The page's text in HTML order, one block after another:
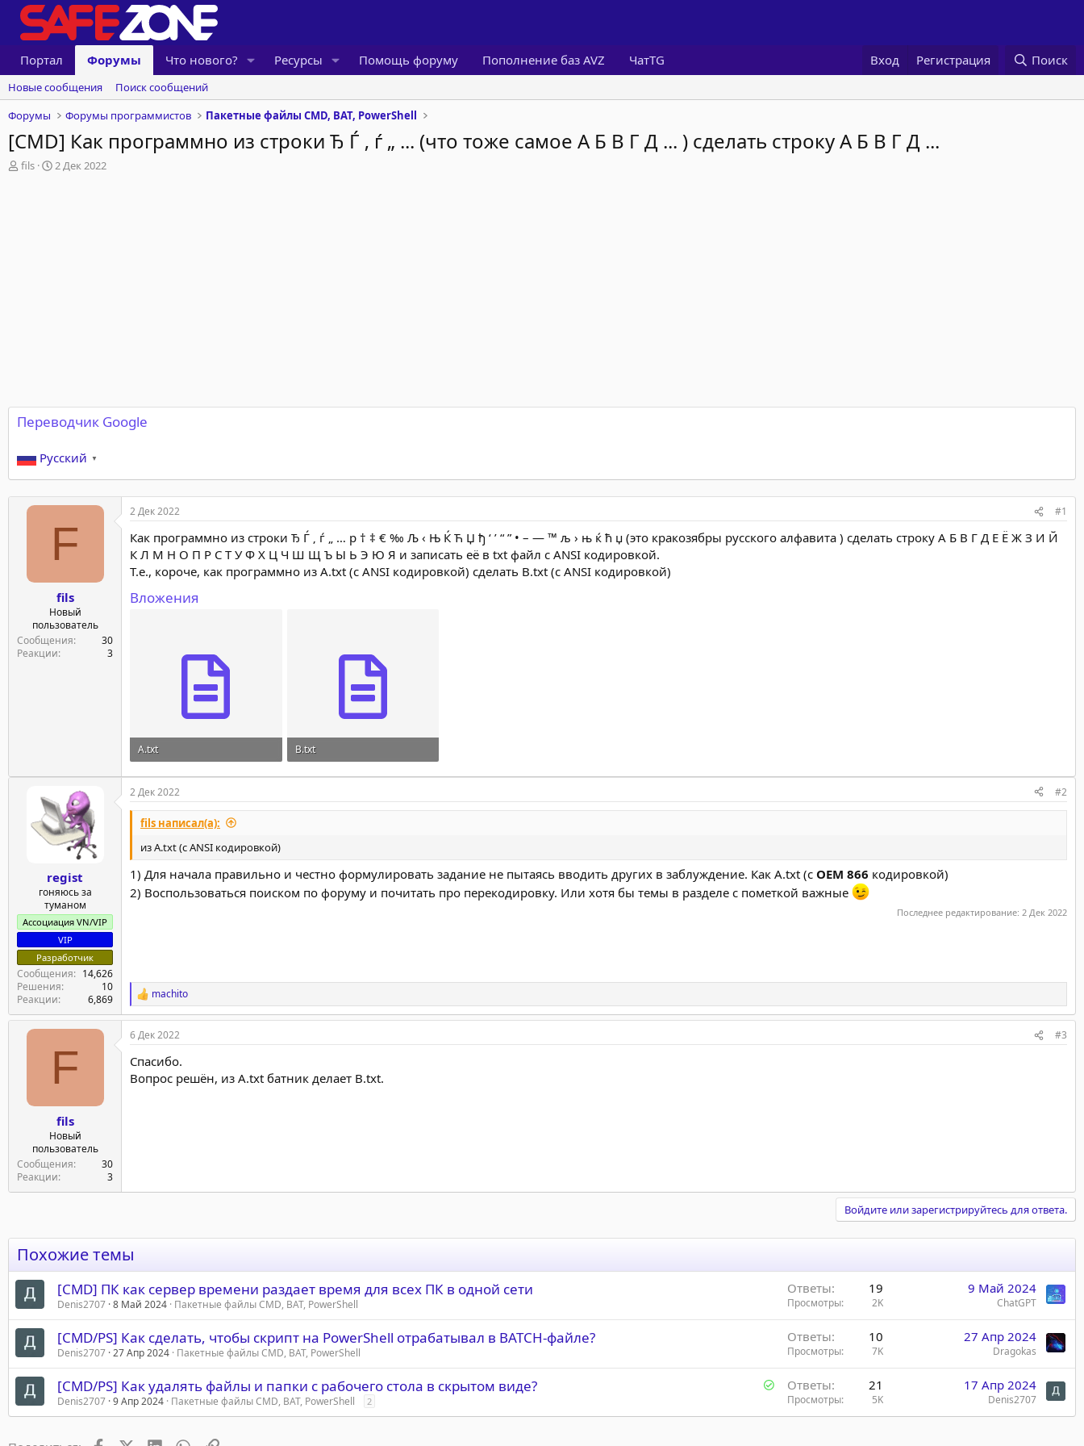
Портал Форумы Что нового? Ресурсы Помощь форуму Пополнение баз AVZ ЧатTG Вход Регистрация Поиск
Новые сообщения
Поиск сообщений
Форумы
Форумы программистов Пакетные файлы CMD, BAT, PowerShell
[CMD] Как программно из строки Ђ Ѓ ‚ ѓ „ ... (что тоже самое А Б В Г Д ... ) сделать строку А Б В Г Д ...
А
fils
Д
2 Дек 2022
Переводчик Google
Русский ▼
F
fils
Новый
пользователь
Сообщения
30
Реакции
3
2 Дек 2022 #1
Как программно из строки Ђ Ѓ ‚ ѓ „ … р † ‡ € ‰ Љ ‹ Њ Ќ Ћ Џ ђ ‘ ’ “ ” • – — ™ љ › њ ќ ћ џ (это кракозябры русского алфавита ) сделать строку А Б В Г Д Е Ё Ж З И Й
К Л М Н О П Р С Т У Ф Х Ц Ч Ш Щ Ъ Ы Ь Э Ю Я и записать её в txt файл с ANSI кодировкой.
Т.е., короче, как программно из A.txt (с ANSI кодировкой) сделать B.txt (с ANSI кодировкой)
Вложения
A.txt
65 байт · Просмотры: 5
B.txt
65 байт · Просмотры: 2
regist
гоняюсь за
туманом
Ассоциация VN/VIP
VIP
Разработчик
Сообщения
14,626
Решения
10
Реакции
6,869
2 Дек 2022 #2
fils написал(а):
из A.txt (с ANSI кодировкой)
1) Для начала правильно и честно формулировать задание не пытаясь вводить других в заблуждение. Как A.txt (с OEM 866 кодировкой)
2) Воспользоваться поиском по форуму и почитать про перекодировку. Или хотя бы темы в разделе с пометкой важные
Последнее редактирование: 2 Дек 2022
Р
е
а
к
и
и
machito
F
fils
Новый
пользователь
Сообщения
30
Реакции
3
6 Дек 2022 #3
Спасибо.
Вопрос решён, из A.txt батник делает B.txt.
Войдите или зарегистрируйтесь для ответа.
Похожие темы
[CMD] ПК как сервер времени раздает время для всех ПК в одной сети
Denis2707 8 Май 2024 Пакетные файлы CMD, BAT, PowerShell
Ответы 19
Просмотры 2K
9 Май 2024
ChatGPT
[CMD/PS] Как сделать, чтобы скрипт на PowerShell отрабатывал в BATCH-файле?
Denis2707 27 Апр 2024 Пакетные файлы CMD, BAT, PowerShell
Ответы 10
Просмотры 7K
27 Апр 2024
Dragokas
Р
ш
[CMD/PS] Как удалять файлы и папки с рабочего стола в скрытом виде?
Denis2707 9 Апр 2024 Пакетные файлы CMD, BAT, PowerShell 2
Ответы 21
Просмотры 5K
17 Апр 2024
Denis2707